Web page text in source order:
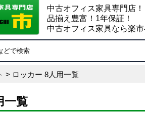
中古オフィス家具専門店！
品揃え豊富！1年保証！
中古オフィス家具なら楽
> ロッカー 8人用一覧
一覧